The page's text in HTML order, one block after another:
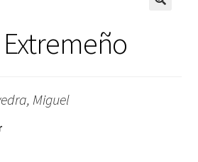
Miguel